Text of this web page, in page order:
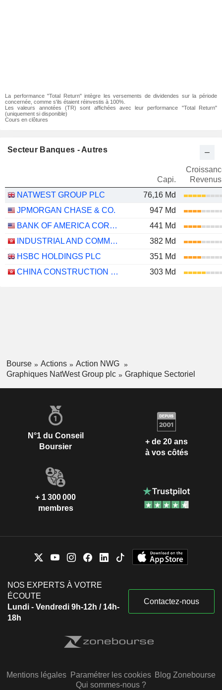
La performance "Total Return" intègre les versements de dividendes sur la période
concernée, comme s'ils étaient réinvestis à 100%.
Les valeurs annotées (TR) sont affichées avec leur performance "Total Return"
(uniquement si disponible)
Cours en clôtures
Secteur Banques - Autres
Capi.
Revenus
NATWEST GROUP PLC
76,16 Md
JPMORGAN CHASE & CO.
947 Md
BANK OF AMERICA CORPORATION
441 Md
INDUSTRIAL AND COMMERCIAL BANK OF CHINA LIMITED
382 Md
HSBC HOLDINGS PLC
351 Md
CHINA CONSTRUCTION BANK CORPORATION
303 Md
Bourse Actions
Action NWG
Graphiques NatWest Group plc
Graphique Sectoriel
N°1 du Conseil
Boursier
+ de 20 ans
à vos côtés
+ 1 300 000
membres
NOS EXPERTS À VOTRE
ÉCOUTE
Lundi - Vendredi 9h-12h / 14h-
18h
Contactez-nous
Mentions légales Paramétrer les cookies Blog Zonebourse
Qui sommes-nous ?